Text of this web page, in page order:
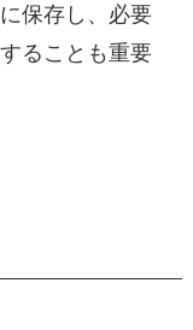
保存し、必要
ることも重要